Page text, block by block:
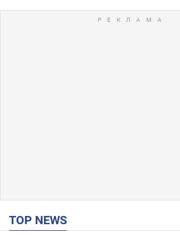
TOP NEWS